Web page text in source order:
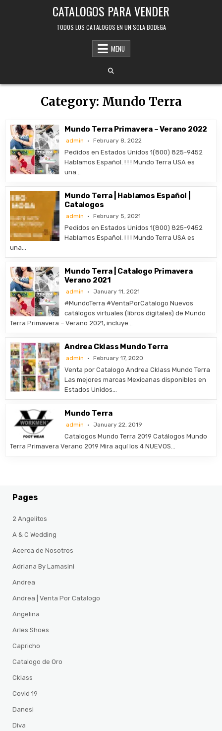
CATALOGOS PARA VENDER
TODOS LOS CATALOGOS EN UN SOLA BODEGA
MENU
Category: Mundo Terra
Mundo Terra Primavera – Verano 2022
admin February 8, 2022
Pedidos en Estados Unidos 1(800) 825-9452
Hablamos Español. ! ! ! Mundo Terra USA es
una…
Mundo Terra | Hablamos Español |
Catalogos
admin February 5, 2021
Pedidos en Estados Unidos 1(800) 825-9452
Hablamos Español. ! ! ! Mundo Terra USA es
una…
Mundo Terra | Catalogo Primavera
Verano 2021
admin January 11, 2021
#MundoTerra #VentaPorCatalogo Nuevos
catálogos virtuales (libros digitales) de Mundo
Terra Primavera – Verano 2021, incluye…
Andrea Cklass Mundo Terra
admin February 17, 2020
Venta por Catalogo Andrea Cklass Mundo Terra
Las mejores marcas Mexicanas disponibles en
Estados Unidos…
Mundo Terra
admin January 22, 2019
Catalogos Mundo Terra 2019 Catálogos Mundo
Terra Primavera Verano 2019 Mira aquí los 4 NUEVOS…
Pages
2 Angelitos
A & C Wedding
Acerca de Nosotros
Adriana By Lamasini
Andrea
Andrea | Venta Por Catalogo
Angelina
Arles Shoes
Capricho
Catalogo de Oro
Cklass
Covid 19
Danesi
Diva